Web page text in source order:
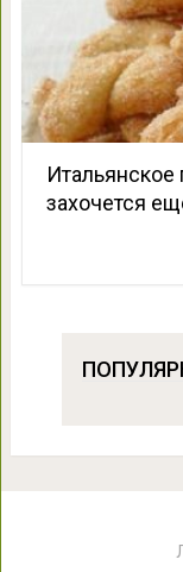
захочется